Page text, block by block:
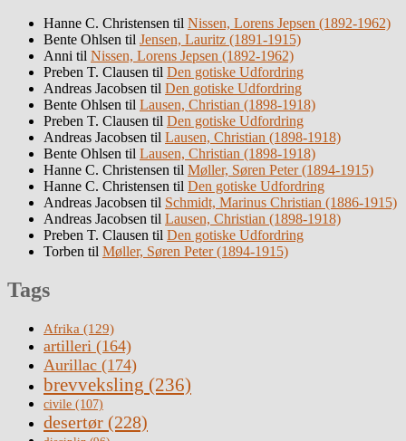
Hanne C. Christensen til Nissen, Lorens Jepsen (1892-1962)
Bente Ohlsen til Jensen, Lauritz (1891-1915)
Anni til Nissen, Lorens Jepsen (1892-1962)
Preben T. Clausen til Den gotiske Udfordring
Andreas Jacobsen til Den gotiske Udfordring
Bente Ohlsen til Lausen, Christian (1898-1918)
Preben T. Clausen til Den gotiske Udfordring
Andreas Jacobsen til Lausen, Christian (1898-1918)
Bente Ohlsen til Lausen, Christian (1898-1918)
Hanne C. Christensen til Møller, Søren Peter (1894-1915)
Hanne C. Christensen til Den gotiske Udfordring
Andreas Jacobsen til Schmidt, Marinus Christian (1886-1915)
Andreas Jacobsen til Lausen, Christian (1898-1918)
Preben T. Clausen til Den gotiske Udfordring
Torben til Møller, Søren Peter (1894-1915)
Tags
Afrika (129)
artilleri (164)
Aurillac (174)
brevveksling (236)
civile (107)
desertør (228)